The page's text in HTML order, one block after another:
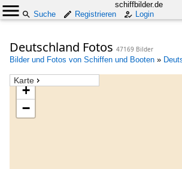
schiffbilder.de
Suche
Registrieren Login
Deutschland Fotos 47169 Bilder
Bilder und Fotos von Schiffen und Booten »
Karte
+
−